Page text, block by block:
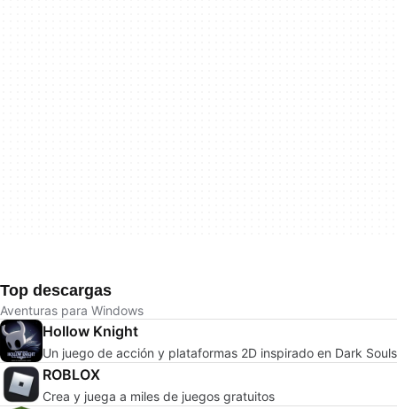
Top descargas
Aventuras para Windows
Hollow Knight
Un juego de acción y plataformas 2D inspirado en Dark Souls
ROBLOX
Crea y juega a miles de juegos gratuitos